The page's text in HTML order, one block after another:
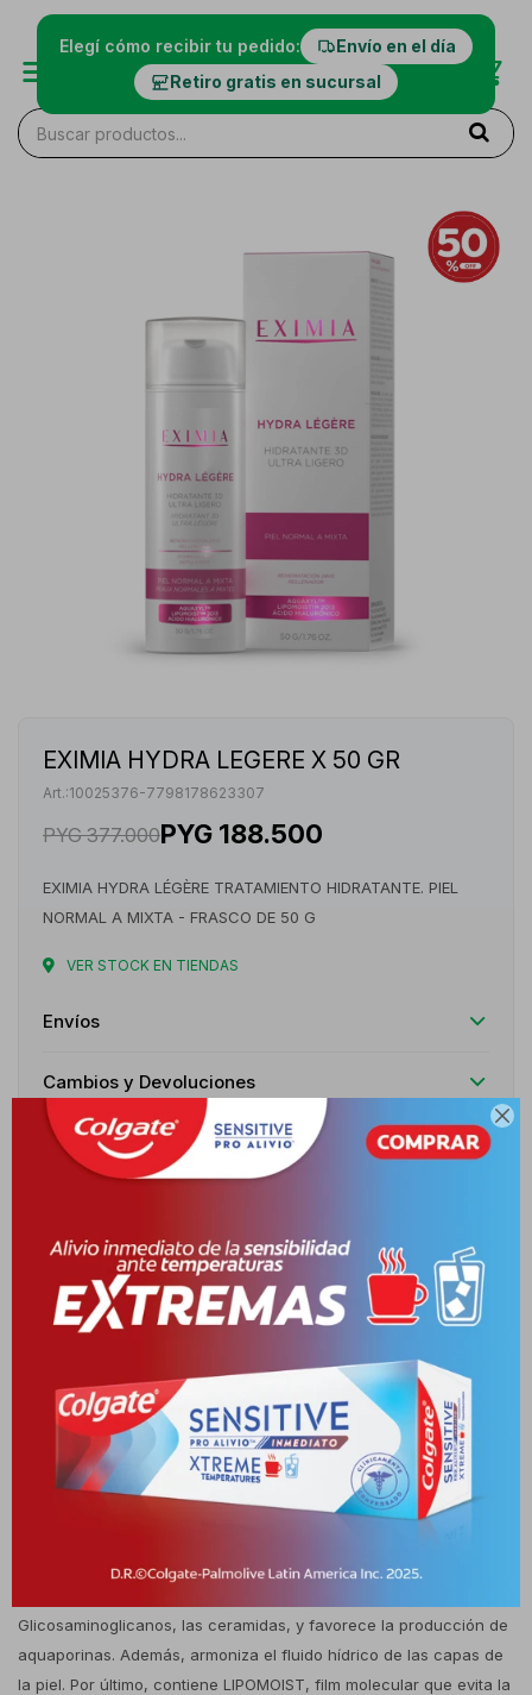

Elegí cómo recibir tu pedido:
Envío en el día
Retiro gratis en sucursal
EXIMIA HYDRA LEGERE X 50 GR
10025376-7798178623307
PYG 377.000PYG 188.500
EXIMIA HYDRA LÉGÈRE TRATAMIENTO HIDRATANTE. PIEL
NORMAL A MIXTA - FRASCO DE 50 G
VER STOCK EN TIENDAS
Envíos
Cambios y Devoluciones
Medios de pago
Receta Venta libre
Descripción
Emulsión ultra fluida hidratante 3D para pieles normales a mixtas.
Rehidratación 24hs - Rellenador. Formulada con una textura muy
rehidratantes de alta performance: ÁCIDO HIALURÓNICO, un
Glicosaminoglicanos, las ceramidas, y favorece la producción de
aquaporinas. Además, armoniza el fluido hídrico de las capas de
la piel. Por último, contiene LIPOMOIST, film molecular que evita la